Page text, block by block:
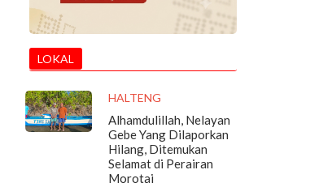
LOKAL
HALTENG
Alhamdulillah, Nelayan
Gebe Yang Dilaporkan
Hilang, Ditemukan
Selamat di Perairan
Morotai